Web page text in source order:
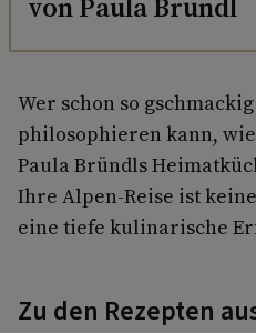
von Paula Bründl
Wer schon so
philosophieren kann,
Paula Bründls
Ihre Alpen-Reise ist
eine tiefe kulinarische
Zu den Rezepten